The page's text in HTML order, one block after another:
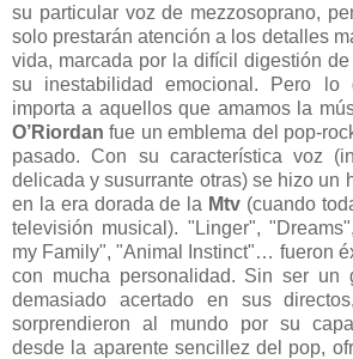
su particular voz de mezzosoprano,
solo prestarán atención a los detalles
vida, marcada por la difícil digestión
su inestabilidad emocional. Pero lo
importa a aquellos que amamos la
O’Riordan fue un emblema del pop-
pasado. Con su característica voz
delicada y susurrante otras) se hizo un
en la era dorada de la Mtv (cuando
televisión musical). "Linger",
my Family", "Animal Instinct"… fueron
con mucha personalidad. Sin ser un
demasiado acertado en sus
sorprendieron al mundo por su
desde la aparente sencillez del pop,